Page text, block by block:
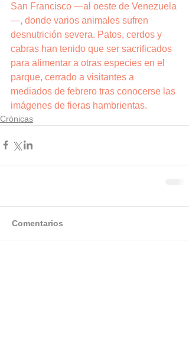
San Francisco —al oeste de Venezuela
—, donde varios animales sufren
desnutrición severa. Patos, cerdos y
cabras han tenido que ser sacrificados
para alimentar a otras especies en el
parque, cerrado a visitantes a
mediados de febrero tras conocerse las
imágenes de fieras hambrientas.
Crónicas
Comentarios